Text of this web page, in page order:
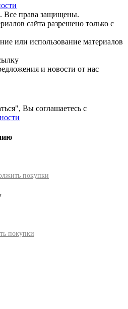
права защищены.
сайта разрешено только с
или использование материалов
и новости от нас
Вы соглашаетесь с
покупки
покупки